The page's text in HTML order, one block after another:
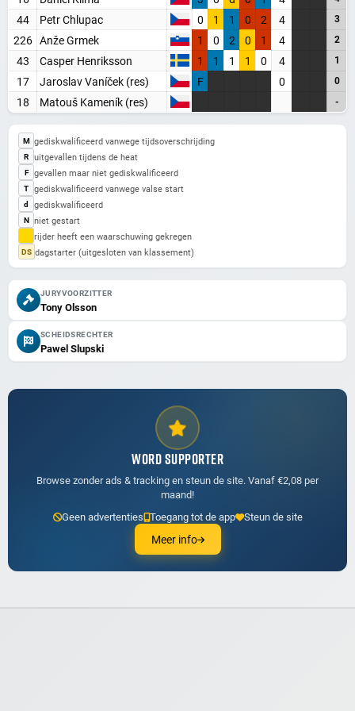
44 Petr Chlupac 0 1 1 0 2 4 3
226 Anže Grmek 1 0 2 0 1 4 2
43 Casper Henriksson 1 1 1 1 0 4 1
17 Jaroslav Vaníček (res) F 0 0
18 Matouš Kameník (res) -
M gediskwalificeerd vanwege tijdsoverschrijding
R uitgevallen tijdens de heat
F gevallen maar niet gediskwalificeerd
T gediskwalificeerd vanwege valse start
d gediskwalificeerd
N niet gestart
rijder heeft een waarschuwing gekregen
DS dagstarter (uitgesloten van klassement)
JURYVOORZITTER
Tony Olsson
SCHEIDSRECHTER
Pawel Slupski
WORD SUPPORTER
Browse zonder ads & tracking en steun de site. Vanaf €2,08 per
maand!
Geen advertenties Toegang tot de app Steun de site
Meer info
Maak een gratis account aan
Word Supporter, zonder advertenties & tracking
Steun de site
Registreer gratis
Misschien later